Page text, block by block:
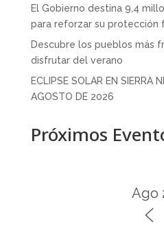
El Gobierno destina 9,4
para reforzar su protección
Descubre los pueblos más
disfrutar del verano
ECLIPSE SOLAR EN SIERRA
AGOSTO DE 2026
Próximos